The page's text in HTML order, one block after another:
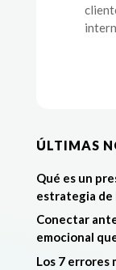
ÚLTIMAS
Qué es un
estrategia de
Conectar
emocional
Los 7 errores